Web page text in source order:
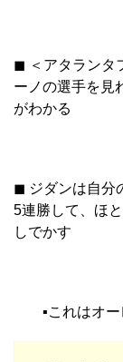
◼︎ ＜アタランタ
ーノの選手を見
がわかる
◼︎ ジダンは自分
5連勝して、ほ
しでかす
▪︎これはオー